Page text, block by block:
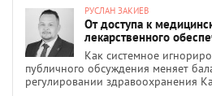
РУСЛАН ЗАКИЕВ
От доступа к
лекарственного
Как системное
публичного обсуждения меняет
регулировании здравоохранения